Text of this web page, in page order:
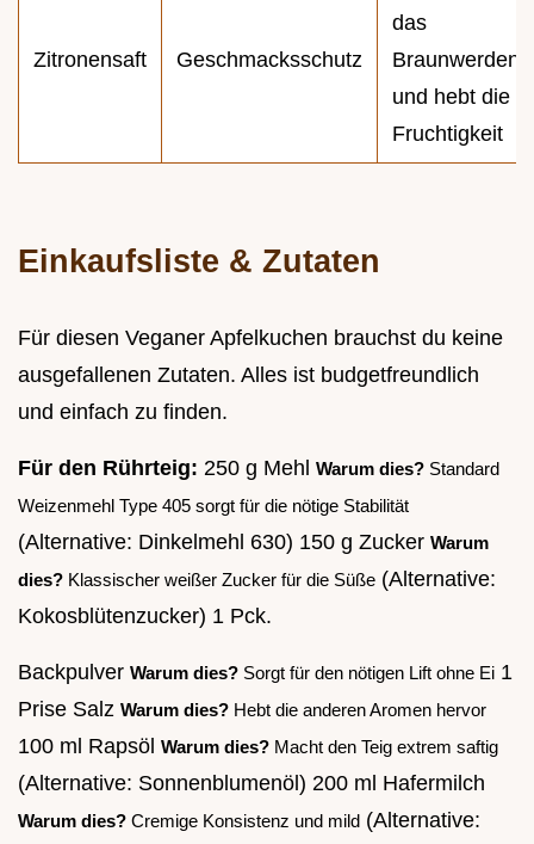
Zitronensaft Geschmacksschutz
das
Braunwerden
und hebt die
Fruchtigkeit
Einkaufsliste & Zutaten
Für diesen Veganer Apfelkuchen brauchst du keine
ausgefallenen Zutaten. Alles ist budgetfreundlich
und einfach zu finden.
Für den Rührteig: 250 g Mehl Warum dies? Standard
Weizenmehl Type 405 sorgt für die nötige Stabilität
(Alternative: Dinkelmehl 630) 150 g Zucker Warum
dies? Klassischer weißer Zucker für die Süße (Alternative:
Kokosblütenzucker) 1 Pck.
Backpulver Warum dies? Sorgt für den nötigen Lift ohne Ei 1
Prise Salz Warum dies? Hebt die anderen Aromen hervor
100 ml Rapsöl Warum dies? Macht den Teig extrem saftig
(Alternative: Sonnenblumenöl) 200 ml Hafermilch
Warum dies? Cremige Konsistenz und mild (Alternative: